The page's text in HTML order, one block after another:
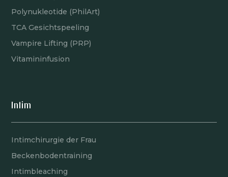
Polynukleotide (PhilArt)
TCA Gesichtspeeling
Vampire Lifting (PRP)
Vitamininfusion
Intim
Intimchirurgie der Frau
Beckenbodentraining
Intimbleaching